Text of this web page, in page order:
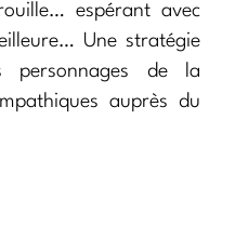
espérant avec
Une stratégie
personnages de la
auprès du